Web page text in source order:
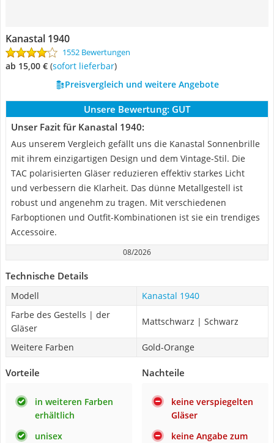
Kanastal 1940
1552 Bewertungen
ab 15,00 € ( Sofort lieferbar)
Preisvergleich und weitere Angebote
Unsere Bewertung: GUT
Unser Fazit für Kanastal 1940:
Aus unserem Vergleich gefällt uns die Kanastal Sonnenbrille
mit ihrem einzigartigen Design und dem Vintage-Stil. Die
TAC polarisierten Gläser reduzieren effektiv starkes Licht
und verbessern die Klarheit. Das dünne Metallgestell ist
robust und angenehm zu tragen. Mit verschiedenen
Farboptionen und Outfit-Kombinationen ist sie ein trendiges
Accessoire.
08/2026
Technische Details
Modell
Kanastal 1940
Farbe des Gestells | der
Gläser
Mattschwarz | Schwarz
Weitere Farben Gold-Orange
Vorteile
in weiteren Farben
erhältlich
unisex
Nachteile
keine verspiegelten
Gläser
keine Angabe zum